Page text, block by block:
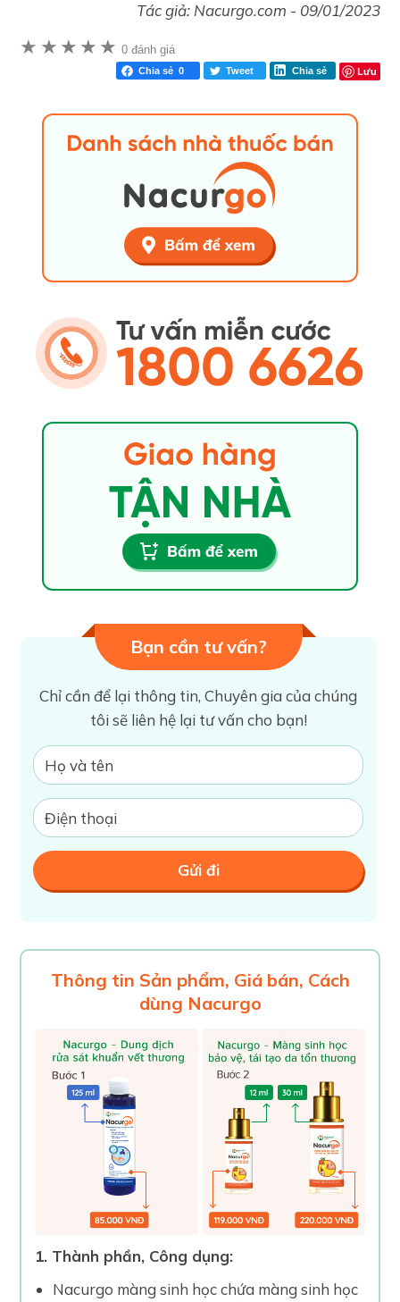
Tác giả: Nacurgo.com - 09/01/2023
★ ★ ★ ★ ★ 0 đánh giá
Chia sẻ 0 Tweet Chia sẻ Lưu
Bạn cần tư vấn?
Chỉ cần để lại thông tin, Chuyên gia của chúng
tôi sẽ liên hệ lại tư vấn cho bạn!
Thông tin Sản phẩm, Giá bán, Cách
dùng Nacurgo
1. Thành phần, Công dụng:
Nacurgo màng sinh học chứa màng sinh học